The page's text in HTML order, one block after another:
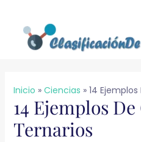
contenido
Inicio Ciencias 14
14 Ejemplos
Ternarios